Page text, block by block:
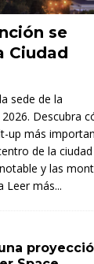
se
Ciudad
sede de la
Descubra
up más
de la ciudad
y las
Leer más...